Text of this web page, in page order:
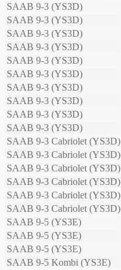
SAAB 9-3 (YS3D)
SAAB 9-3 (YS3D)
SAAB 9-3 (YS3D)
SAAB 9-3 (YS3D)
SAAB 9-3 (YS3D)
SAAB 9-3 (YS3D)
SAAB 9-3 (YS3D)
SAAB 9-3 (YS3D)
SAAB 9-3 (YS3D)
SAAB 9-3 (YS3D)
SAAB 9-3 Cabriolet (YS3D)
SAAB 9-3 Cabriolet (YS3D)
SAAB 9-3 Cabriolet (YS3D)
SAAB 9-3 Cabriolet (YS3D)
SAAB 9-3 Cabriolet (YS3D)
SAAB 9-3 Cabriolet (YS3D)
SAAB 9-5 (YS3E)
SAAB 9-5 (YS3E)
SAAB 9-5 (YS3E)
SAAB 9-5 Kombi (YS3E)